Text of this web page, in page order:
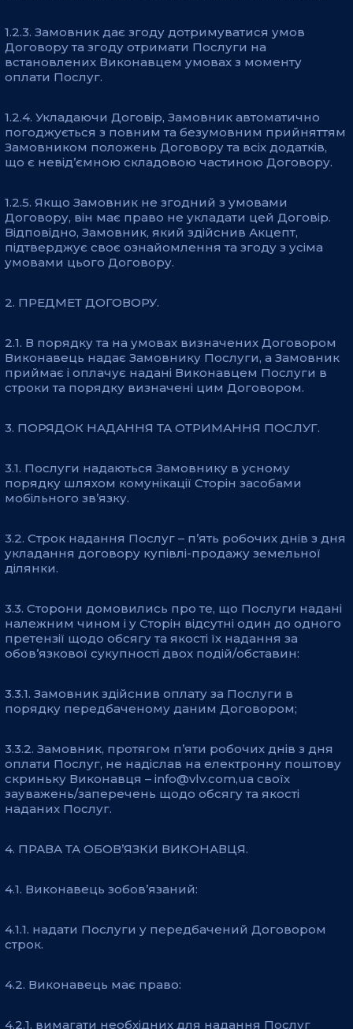
1.2.3. Замовник дає згоду дотримуватися умов
Договору та згоду отримати Послуги на
встановлених Виконавцем умовах з моменту
оплати Послуг.
1.2.4. Укладаючи Договір, Замовник автоматично
погоджується з повним та безумовним прийняттям
Замовником положень Договору та всіх додатків,
що є невід’ємною складовою частиною Договору.
1.2.5. Якщо Замовник не згодний з умовами
Договору, він має право не укладати цей Договір.
Відповідно, Замовник, який здійснив Акцепт,
підтверджує своє ознайомлення та згоду з усіма
умовами цього Договору.
2. ПРЕДМЕТ ДОГОВОРУ.
2.1. В порядку та на умовах визначених Договором
Виконавець надає Замовнику Послуги, а Замовник
приймає і оплачує надані Виконавцем Послуги в
строки та порядку визначені цим Договором.
3. ПОРЯДОК НАДАННЯ ТА ОТРИМАННЯ ПОСЛУГ.
3.1. Послуги надаються Замовнику в усному
порядку шляхом комунікації Сторін засобами
мобільного зв’язку.
3.2. Строк надання Послуг – п’ять робочих днів з дня
укладання договору купівлі-продажу земельної
ділянки.
3.3. Сторони домовились про те, що Послуги надані
належним чином і у Сторін відсутні один до одного
претензії щодо обсягу та якості їх надання за
обов’язкової сукупності двох подій/обставин:
3.3.1. Замовник здійснив оплату за Послуги в
порядку передбаченому даним Договором;
3.3.2. Замовник, протягом п’яти робочих днів з дня
оплати Послуг, не надіслав на електронну поштову
скриньку Виконавця – info@vlv.com,ua своїх
зауважень/заперечень щодо обсягу та якості
наданих Послуг.
4. ПРАВА ТА ОБОВ’ЯЗКИ ВИКОНАВЦЯ.
4.1. Виконавець зобов’язаний:
4.1.1. надати Послуги у передбачений Договором
строк.
4.2. Виконавець має право:
4.2.1. вимагати необхідних для надання Послуг